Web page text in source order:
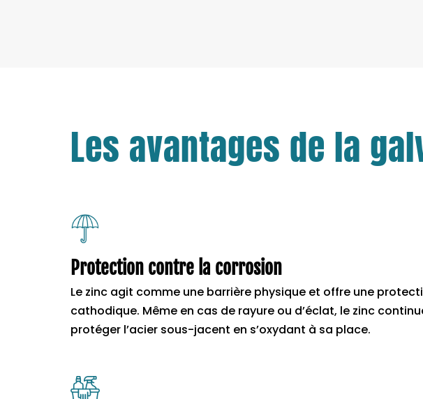
Les avantages de la
Protection contre la corrosion
Le zinc agit comme une barrière physique et offre une
cathodique. Même en cas de rayure ou d’éclat, le zinc
protéger l’acier sous-jacent en s’oxydant à sa place.